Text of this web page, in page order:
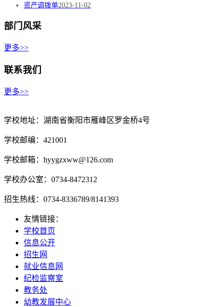
资产调拨单2023-11-02
部门风采
更多>>
联系我们
更多>>
学校地址：湖南省衡阳市雁峰区罗金桥4号
学校邮编：421001
学校邮箱：hyygzxww@126.com
学校办公室：0734-8472312
招生热线：0734-8336789/8141393
友情链接：
学校首页
信息公开
招生网
就业信息网
纪检监察室
教务处
幼教发展中心